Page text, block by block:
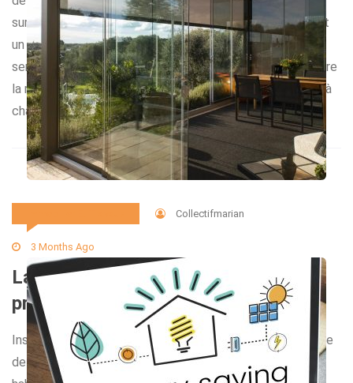
sur-mesure. Souvent, les futurs propriétaires recherchent
un accompagnement personnalisé afin de naviguer
sereinement dans l’univers du projet de construction. Entre
la recherche de terrain, la conception des plans adaptés à
chaque famille et le respect d’un budget […]
Collectifmarian
3 Months Ago
La véranda aluminium comme
prolongement naturel de la maison
Installer une véranda aluminium permet d’agrandir l’espace
de vie tout en apportant modernité et élégance à votre